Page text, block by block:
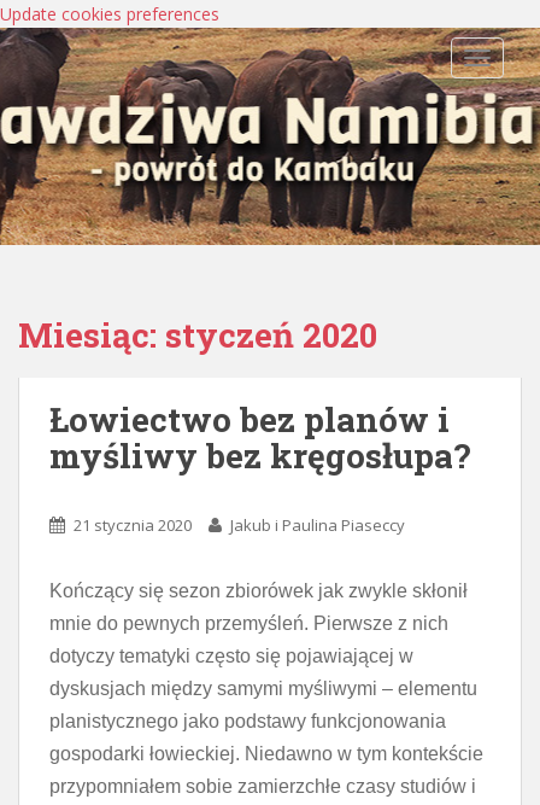
Update cookies preferences
Miesiąc: styczeń 2020
Łowiectwo bez planów i
myśliwy bez kręgosłupa?
21 stycznia 2020 Jakub i Paulina Piaseccy
Kończący się sezon zbiorówek jak zwykle skłonił
mnie do pewnych przemyśleń. Pierwsze z nich
dotyczy tematyki często się pojawiającej w
dyskusjach między samymi myśliwymi – elementu
planistycznego jako podstawy funkcjonowania
gospodarki łowieckiej. Niedawno w tym kontekście
przypomniałem sobie zamierzchłe czasy studiów i